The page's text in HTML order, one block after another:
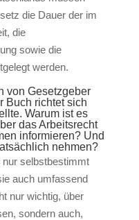
die Dauer der im
die
sowie die
werden.
von Gesetzgeber
Buch richtet sich
Warum ist es
das Arbeitsrecht
informieren? Und
nehmen?
selbstbestimmt
auch umfassend
nur wichtig, über
sondern auch,